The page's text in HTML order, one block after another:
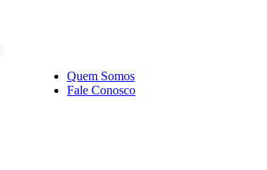
Quem Somos
Fale Conosco